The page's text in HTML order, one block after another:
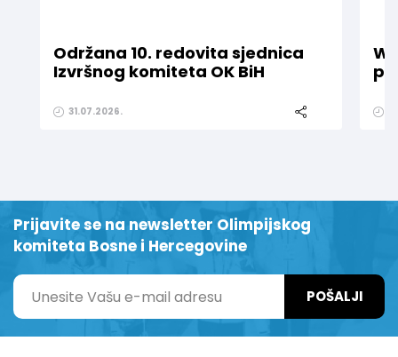
Održana 10. redovita sjednica
Izvršnog komiteta OK BiH
31.07.2026.
Prijavite se na newsletter Olimpijskog
komiteta Bosne i Hercegovine
POŠALJI